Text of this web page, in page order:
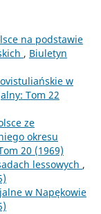
na podstawie
, Biuletyn
w
Tom 22
ze
okresu
20 (1969)
lessowych ,
w Napękowie